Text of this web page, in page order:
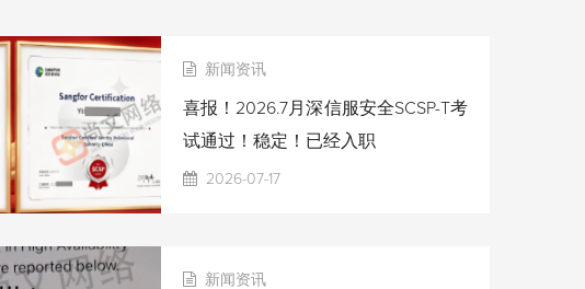
新闻资讯
喜报！2026.7月深信服安全SCSP-T考
试通过！稳定！已经入职
2026-07-17
新闻资讯